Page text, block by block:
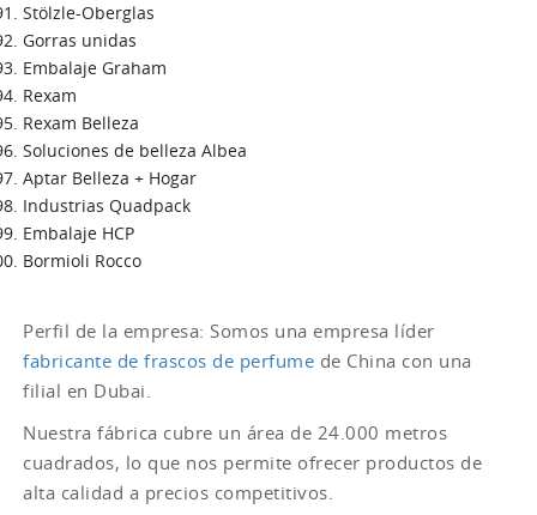
Stölzle-Oberglas
Gorras unidas
Embalaje Graham
Rexam
Rexam Belleza
Soluciones de belleza Albea
Aptar Belleza + Hogar
Industrias Quadpack
Embalaje HCP
Bormioli Rocco
Perfil de la empresa: Somos una empresa líder
fabricante de frascos de perfume de China con una
filial en Dubai.
Nuestra fábrica cubre un área de 24.000 metros
cuadrados, lo que nos permite ofrecer productos de
alta calidad a precios competitivos.